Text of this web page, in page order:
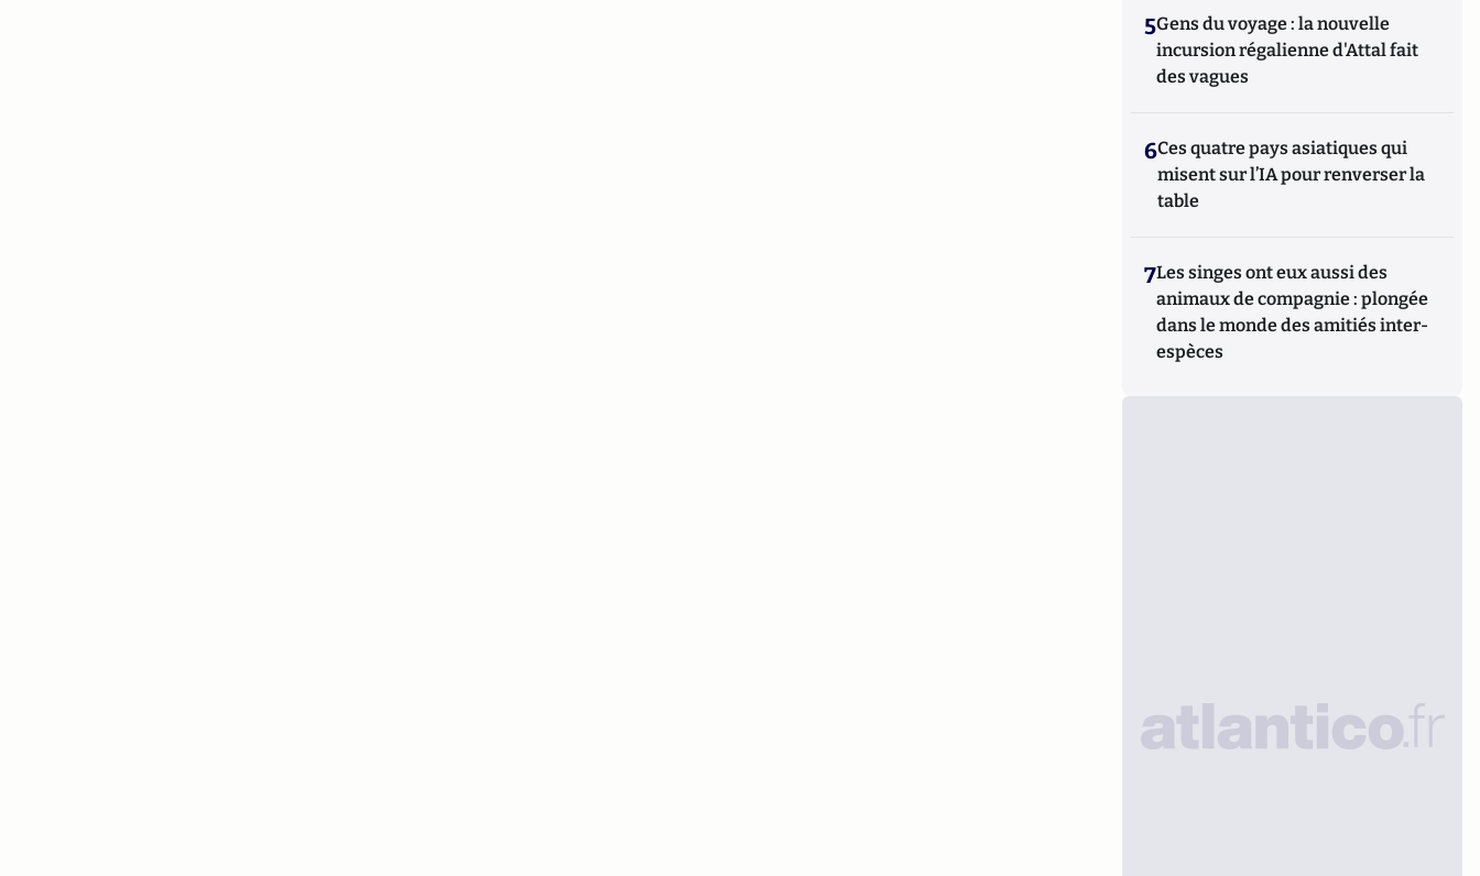
5Gens du voyage : la nouvelle
incursion régalienne d'Attal fait
des vagues
6Ces quatre pays asiatiques qui
misent sur l’IA pour renverser la
table
7Les singes ont eux aussi des
animaux de compagnie : plongée
dans le monde des amitiés inter-
espèces